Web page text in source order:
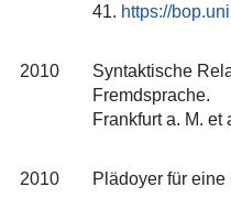
41. https://
2010
Syntaktische
Fremdsprache.
Frankfurt a. M. et
2010 Plädoyer für